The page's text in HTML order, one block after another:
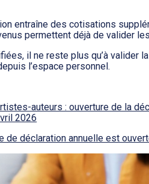
entraîne des cotisations
permettent déjà de valider
il ne reste plus qu’à valider
l’espace personnel.
auteurs : ouverture de la
2026
de déclaration annuelle est